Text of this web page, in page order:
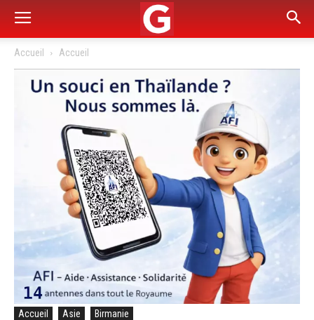
Accueil Accueil
Accueil Asie Birmanie